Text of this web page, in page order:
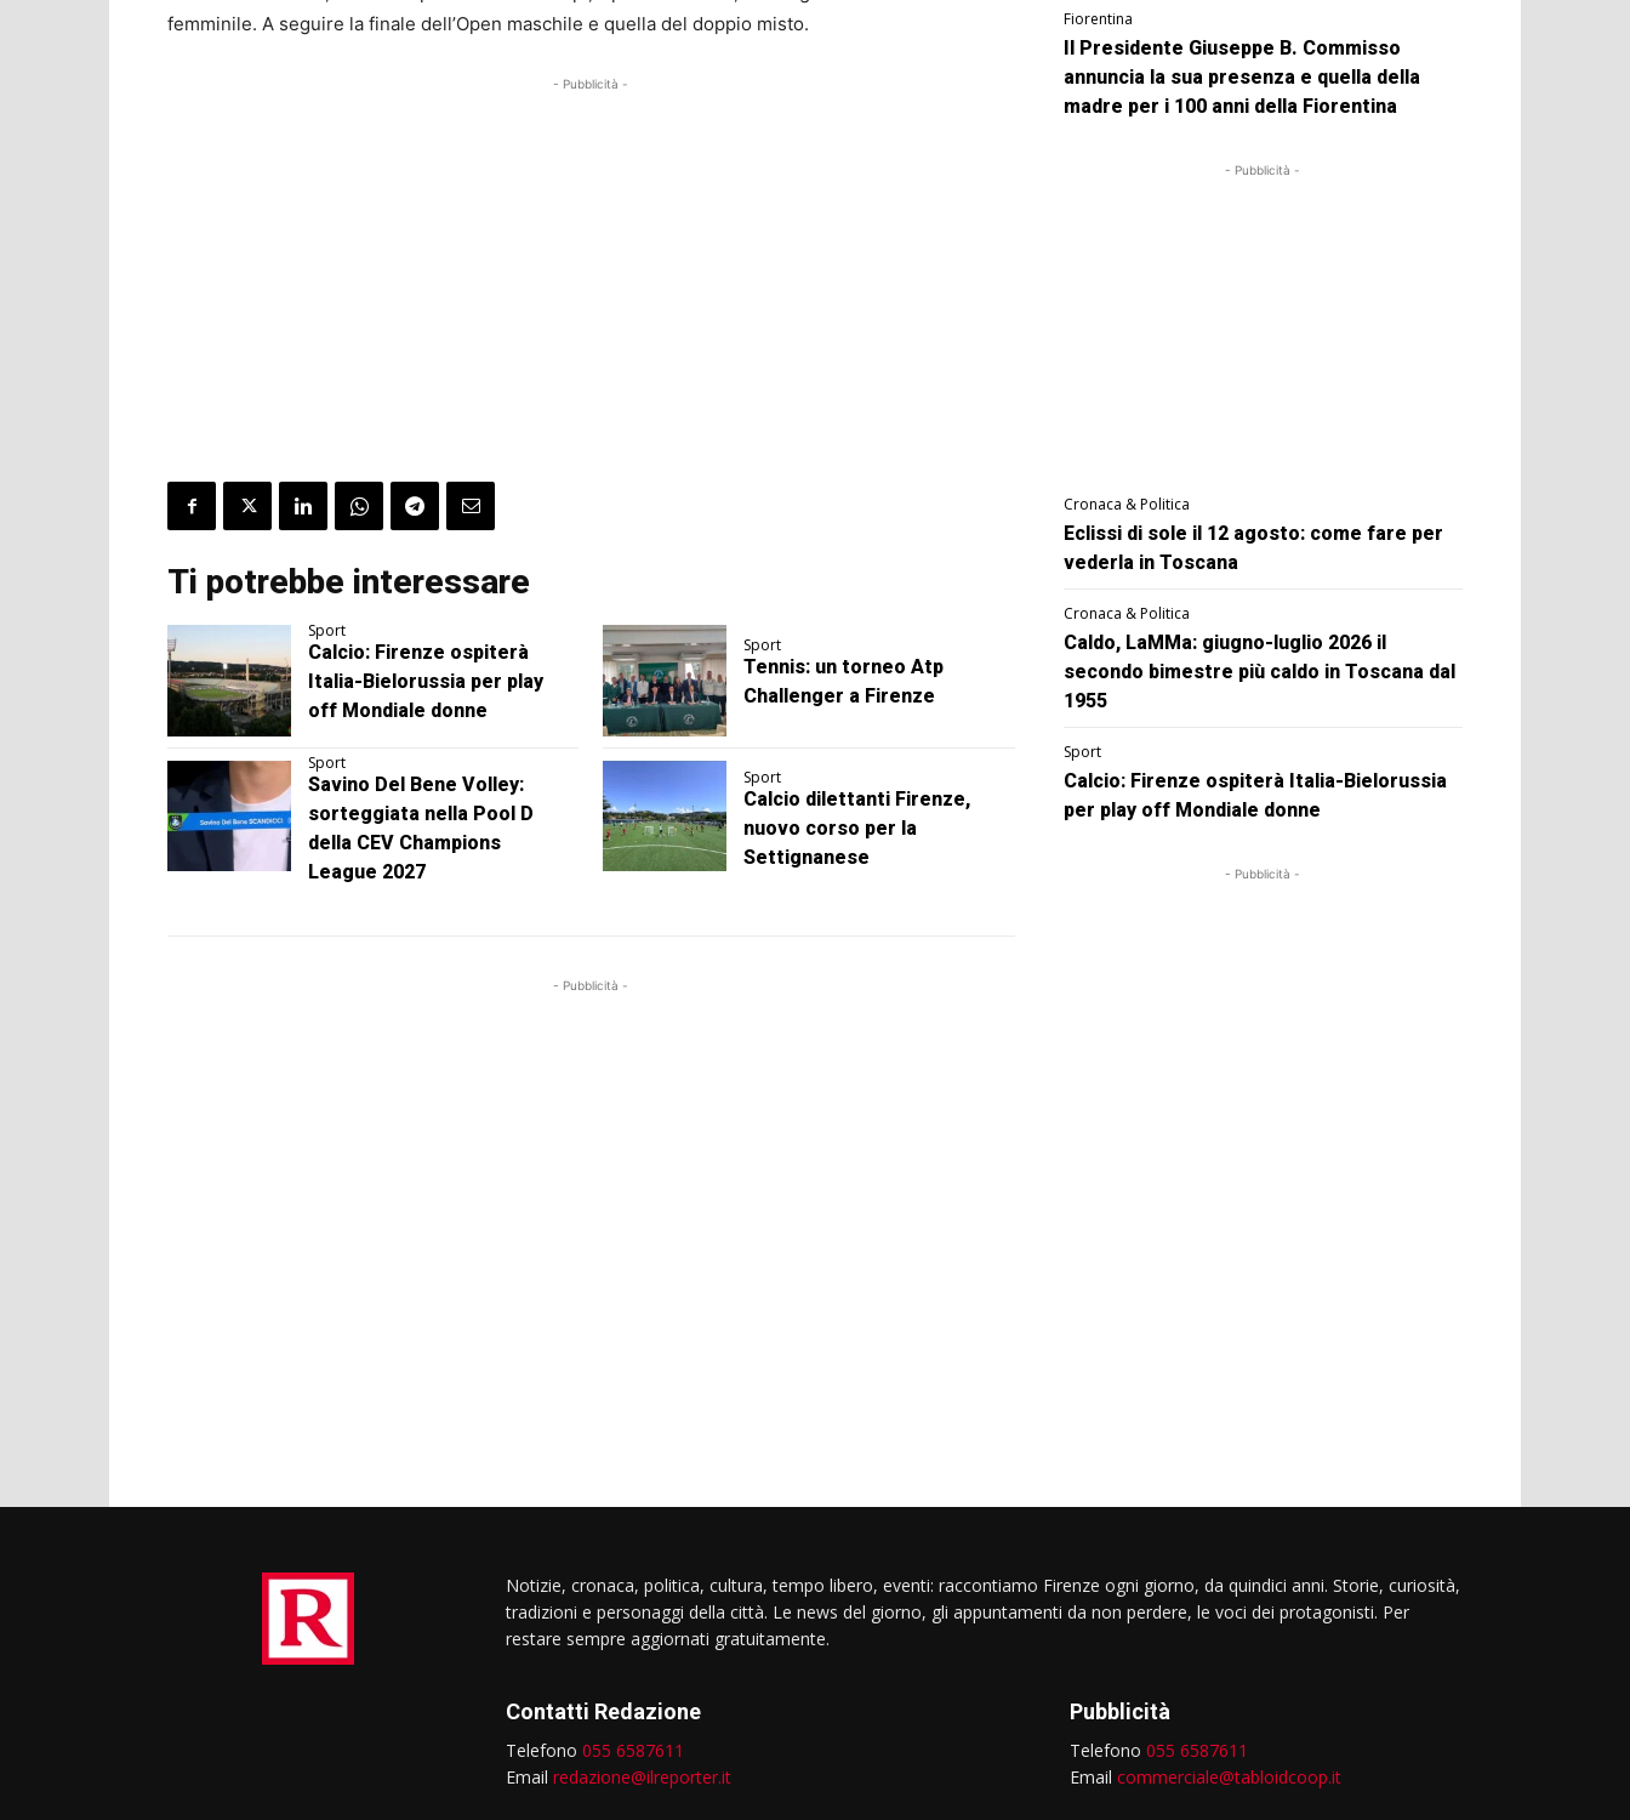
femminile. A seguire la finale dell’Open maschile e quella del doppio misto.
- Pubblicità -
Ti potrebbe interessare
Sport
Calcio: Firenze ospiterà
Italia-Bielorussia per play
off Mondiale donne
Sport
Tennis: un torneo Atp
Challenger a Firenze
Sport
Savino Del Bene Volley:
sorteggiata nella Pool D
della CEV Champions
League 2027
Sport
Calcio dilettanti Firenze,
nuovo corso per la
Settignanese
- Pubblicità -
Fiorentina
Il Presidente Giuseppe B. Commisso
annuncia la sua presenza e quella della
madre per i 100 anni della Fiorentina
- Pubblicità -
Cronaca & Politica
Eclissi di sole il 12 agosto: come fare per
vederla in Toscana
Cronaca & Politica
Caldo, LaMMa: giugno-luglio 2026 il
secondo bimestre più caldo in Toscana dal
1955
Sport
Calcio: Firenze ospiterà Italia-Bielorussia
per play off Mondiale donne
- Pubblicità -
Notizie, cronaca, politica, cultura, tempo libero, eventi: raccontiamo Firenze ogni giorno, da quindici anni. Storie, curiosità,
tradizioni e personaggi della città. Le news del giorno, gli appuntamenti da non perdere, le voci dei protagonisti. Per
restare sempre aggiornati gratuitamente.
Contatti Redazione
Telefono 055 6587611
Email redazione@ilreporter.it
Pubblicità
Telefono 055 6587611
Email commerciale@tabloidcoop.it